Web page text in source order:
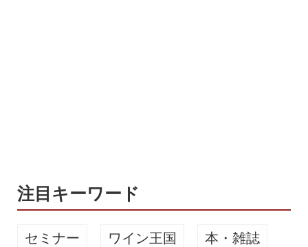
やシャルドネ...
注目キーワード
セミナー ワイン王国 本・雑誌